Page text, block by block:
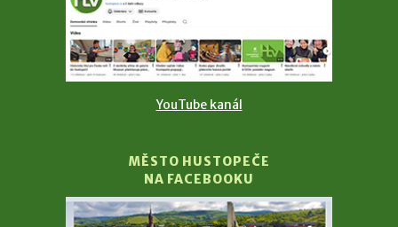
YouTube kanál
MĚSTO HUSTOPEČE
NA FACEBOOKU